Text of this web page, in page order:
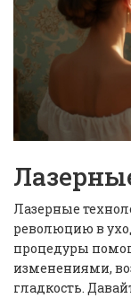
Лазерные
революцию в
процедуры
изменениями,
гладкость.